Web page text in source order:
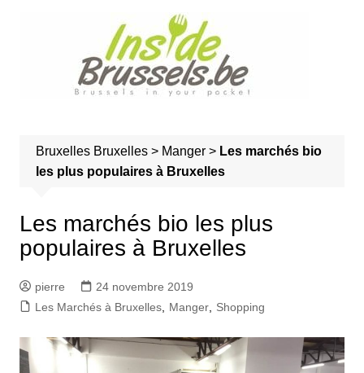
Bruxelles Bruxelles> Manger> Les marchés bio
les plus populaires à Bruxelles
Les marchés bio les plus
populaires à Bruxelles
pierre
24 novembre 2019
Les Marchés à Bruxelles, Manger, Shopping